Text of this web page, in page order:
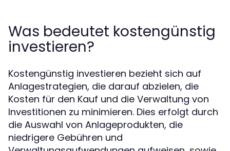
Was bedeutet kostengünstig
investieren?
Kostengünstig investieren bezieht sich auf
Anlagestrategien, die darauf abzielen, die
Kosten für den Kauf und die Verwaltung von
Investitionen zu minimieren. Dies erfolgt durch
die Auswahl von Anlageprodukten, die
niedrigere Gebühren und